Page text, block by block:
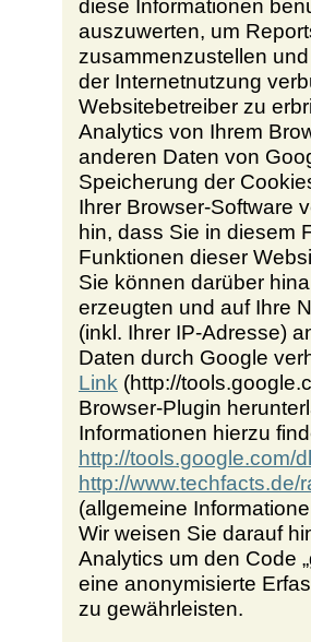
diese Informationen
auszuwerten, um
zusammenzustellen
der Internetnutzung
Websitebetreiber zu
Analytics von Ihrem
anderen Daten von
Speicherung der
Ihrer Browser-Software
hin, dass Sie in diesem
Funktionen dieser
Sie können darüber
erzeugten und auf Ihre
(inkl. Ihrer IP-Adresse)
Daten durch Google
Link (http://
Browser-Plugin
Informationen hierzu
http://tools.google.com/
http://
(allgemeine
Wir weisen Sie darauf
Analytics um den Code
eine anonymisierte
zu gewährleisten.